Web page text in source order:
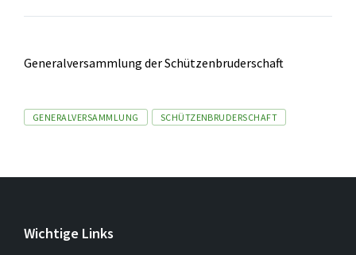
Generalversammlung der Schützenbruderschaft
Tags
GENERALVERSAMMLUNG SCHÜTZENBRUDERSCHAFT
Wichtige Links